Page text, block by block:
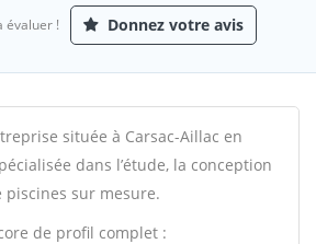
évaluer ! Donnez votre avis
située à Carsac-Aillac en
dans l’étude, la conception
sur mesure.
de profil complet :